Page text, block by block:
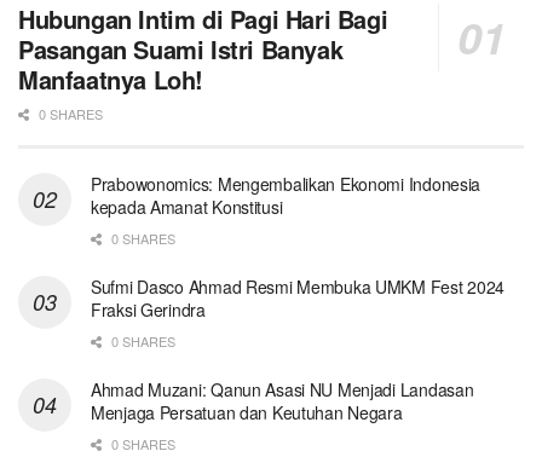
Hubungan Intim di Pagi Hari Bagi
Pasangan Suami Istri Banyak
Manfaatnya Loh!
0 SHARES
Prabowonomics: Mengembalikan Ekonomi Indonesia
kepada Amanat Konstitusi
0 SHARES
Sufmi Dasco Ahmad Resmi Membuka UMKM Fest 2024
Fraksi Gerindra
0 SHARES
Ahmad Muzani: Qanun Asasi NU Menjadi Landasan
Menjaga Persatuan dan Keutuhan Negara
0 SHARES